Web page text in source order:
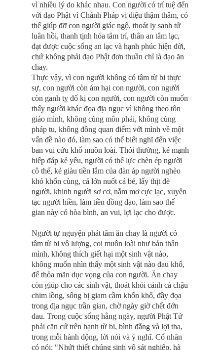
vì nhiều lý do khác nhau. Con người có trí tuệ đến
với đạo Phật vì Chánh Pháp vi diệu thậm thâm, có
thể giúp đỡ con người giác ngộ, thoát ly sanh tử
luân hồi, thanh tịnh hóa tâm trí, thân an tâm lạc,
đạt được cuộc sống an lạc và hạnh phúc hiện đời,
chứ không phải đạo Phật đơn thuần chỉ là đạo ăn
chay.
Thực vậy, vì con người không có tâm từ bi thực
sự, con người còn ám hại con người, con người
còn ganh tỵ đố kị con người, con người còn muốn
thấy người khác đọa địa ngục vì không theo tôn
giáo mình, không cùng môn phái, không cùng
pháp tu, không đồng quan điểm với mình về một
vấn đề nào đó, làm sao có thể biết nghĩ đến việc
ban vui cứu khổ muôn loài. Thói thường, kẻ mạnh
hiếp đáp kẻ yếu, người có thế lực chèn ép người
cô thế, kẻ giàu tiền lắm của đàn áp người nghèo
khó khốn cùng, cá lớn nuốt cá bé, lấy thịt đè
người, khinh người sơ cơ, nằm mơ cực lạc, xuyên
tạc người hiền, làm tiền đồng đạo, làm sao thế
gian này có hòa bình, an vui, lợi lạc cho được.
Người tự nguyện phát tâm ăn chay là người có
tâm từ bi vô lượng, coi muôn loài như bản thân
mình, không thích giết hại một sinh vật nào,
không muốn nhìn thấy một sinh vật nào đau khổ,
để thỏa mãn dục vọng của con người. Ăn chay
còn giúp cho các sinh vật, thoát khỏi cảnh cá chậu
chim lồng, sống bị giam cầm khốn khổ, đầy đọa
trong địa ngục trần gian, chờ ngày giờ chết đớn
đau. Trong cuộc sống hằng ngày, người Phật Tử
phải căn cứ trên hạnh từ bi, bình đẳng và lợi tha,
trong mỗi hành động, lời nói và ý nghĩ. Cổ nhân
có nói: "Nhứt thiết chúng sinh vô sát nghiệp, hà